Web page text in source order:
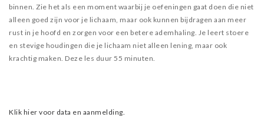
binnen. Zie het als een moment waarbij je oefeningen gaat doen die niet
alleen goed zijn voor je lichaam, maar ook kunnen bijdragen aan meer
rust in je hoofd en zorgen voor een betere ademhaling. Je leert stoere
en stevige houdingen die je lichaam niet alleen lening, maar ook
krachtig maken. Deze les duur 55 minuten.
Klik hier voor data en aanmelding.